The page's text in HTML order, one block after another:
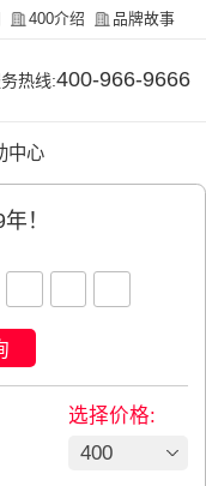
400介绍 品牌故事
热线:400-966-9666
中心
！
选择价格:
400